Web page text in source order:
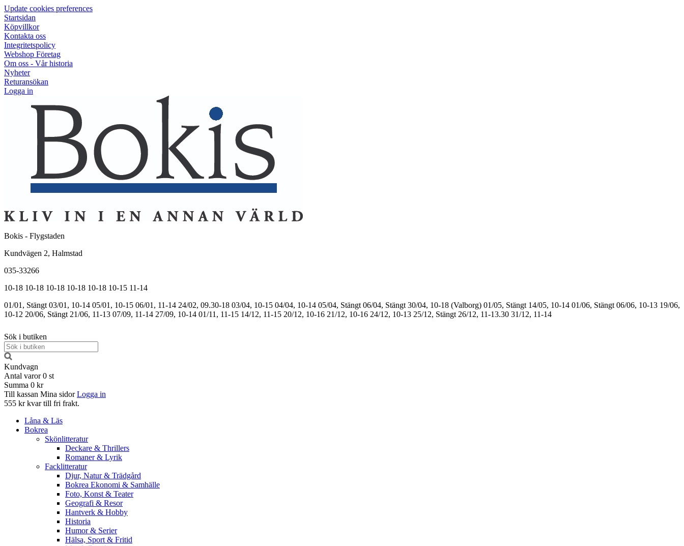
Update cookies preferences
Startsidan
Köpvillkor
Kontakta oss
Integritetspolicy
Webshop Företag
Om oss - Vår historia
Nyheter
Returansökan
Logga in
Bokis - Flygstaden
Kundvägen 2, Halmstad
035-33266
10-18 10-18 10-18 10-18 10-18 10-15 11-14
01/01, Stängt 03/01, 10-14 05/01, 10-15 06/01, 11-14 24/02, 09.30-18 03/04, 10-15 04/04, 10-14 05/04, Stängt 06/04, Stängt 30/04, 10-18 (Valborg) 01/05, Stängt 14/05, 10-14 01/06, Stängt 06/06, 10-13 19/06,
10-12 20/06, Stängt 21/06, 11-13 07/09, 11-14 27/09, 10-14 01/11, 11-15 14/12, 11-15 20/12, 10-16 21/12, 10-16 24/12, 10-13 25/12, Stängt 26/12, 11-13.30 31/12, 11-14
Sök i butiken
Kundvagn
Antal varor 0 st
Summa 0 kr
Till kassan Mina sidor Logga in
555 kr kvar till fri frakt.
Låna & Läs
Bokrea
Skönlitteratur
Deckare & Thrillers
Romaner & Lyrik
Facklitteratur
Djur, Natur & Trädgård
Bokrea Ekonomi & Samhälle
Foto, Konst & Teater
Geografi & Resor
Hantverk & Hobby
Historia
Humor & Serier
Hälsa, Sport & Fritid